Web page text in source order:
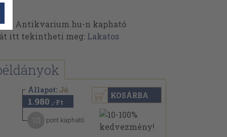
az Antikvarium.hu-n kapható
itt tekintheti meg: Lakatos
Állapot: Jó
1.980 ,-Ft
pont kapható
KOSÁRBA